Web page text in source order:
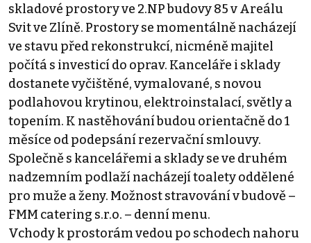
skladové prostory ve 2.NP budovy 85 v Areálu
Svit ve Zlíně. Prostory se momentálně nacházejí
ve stavu před rekonstrukcí, nicméně majitel
počítá s investicí do oprav. Kanceláře i sklady
dostanete vyčištěné, vymalované, s novou
podlahovou krytinou, elektroinstalací, světly a
topením. K nastěhování budou orientačně do 1
měsíce od podepsání rezervační smlouvy.
Společně s kancelářemi a sklady se ve druhém
nadzemním podlaží nacházejí toalety oddělené
pro muže a ženy. Možnost stravování v budově –
FMM catering s.r.o. – denní menu.
Vchody k prostorám vedou po schodech nahoru